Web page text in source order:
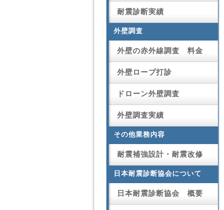
耐震診断実績
外壁調査
外壁の赤外線調査 料金
外壁ロープ打診
ドローン外壁調査
外壁調査実績
その他業務内容
耐震補強設計・耐震改修
日本耐震診断協会について
日本耐震診断協会 概要